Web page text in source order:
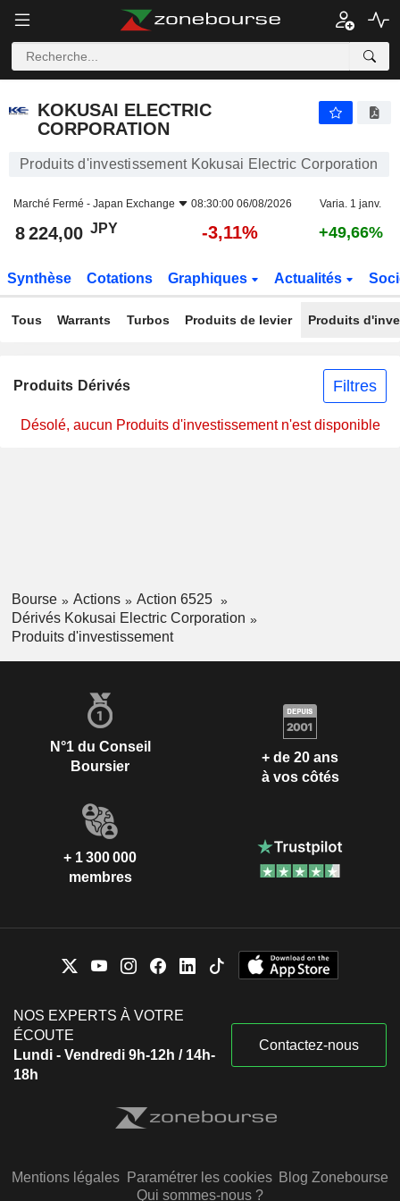
KOKUSAI ELECTRIC
CORPORATION
Produits d'investissement Kokusai Electric Corporation
Marché Fermé - Japan Exchange 08:30:00 06/08/2026 Varia. 1 janv.
8 224,00 JPY -3,11% +49,66%
Synthèse Cotations Graphiques Actualités
Tous Warrants Turbos Produits de levier Produits
Produits Dérivés Filtres
Désolé, aucun Produits d'investissement n'est disponible
Bourse Actions
Action 6525
Dérivés Kokusai Electric Corporation
Produits d'investissement
N°1 du Conseil
Boursier
+ de 20 ans
à vos côtés
+ 1 300 000
membres
NOS EXPERTS À VOTRE
ÉCOUTE
Lundi - Vendredi 9h-12h / 14h-
18h
Contactez-nous
Mentions légales Paramétrer les cookies Blog Zonebourse
Qui sommes-nous ?